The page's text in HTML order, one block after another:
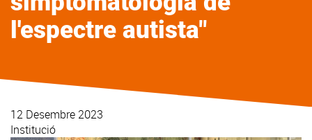
l'espectre autista"
12 Desembre 2023
Institució